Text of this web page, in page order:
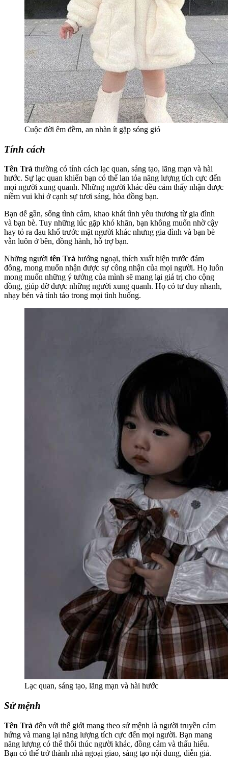
Cuộc đời êm đềm, an nhàn ít gặp sóng gió
Tính cách
Tên Trà thường có tính cách lạc quan, sáng tạo, lãng mạn và hài
hước. Sự lạc quan khiến bạn có thể lan tỏa năng lượng tích cực đến
mọi người xung quanh. Những người khác đều cảm thấy nhận được
niềm vui khi ở cạnh sự tươi sáng, hòa đồng bạn.
Bạn dễ gần, sống tình cảm, khao khát tình yêu thương từ gia đình
và bạn bè. Tuy những lúc gặp khó khăn, bạn không muốn nhờ cậy
hay tỏ ra đau khổ trước mặt người khác nhưng gia đình và bạn bè
vẫn luôn ở bên, đồng hành, hỗ trợ bạn.
Những người tên Trà hướng ngoại, thích xuất hiện trước đám
đông, mong muốn nhận được sự công nhận của mọi người. Họ luôn
mong muốn những ý tưởng của mình sẽ mang lại giá trị cho cộng
đồng, giúp đỡ được những người xung quanh. Họ có tư duy nhanh,
nhạy bén và tỉnh táo trong mọi tình huống.
Lạc quan, sáng tạo, lãng mạn và hài hước
Sứ mệnh
Tên Trà đến với thế giới mang theo sứ mệnh là người truyền cảm
hứng và mang lại năng lượng tích cực đến mọi người. Bạn mang
năng lượng có thể thôi thúc người khác, đồng cảm và thấu hiểu.
Bạn có thể trở thành nhà ngoại giao, sáng tạo nội dung, diễn giả.